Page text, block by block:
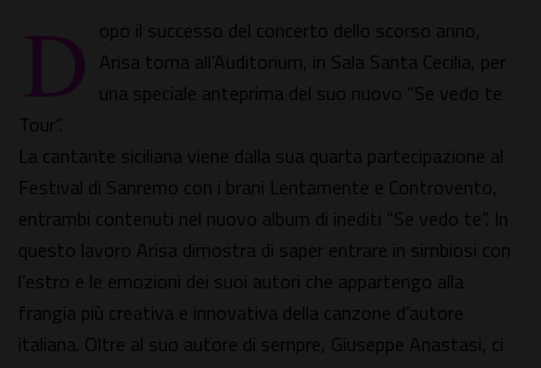
D opo il successo del concerto dello scorso anno,
Arisa torna all’Auditorium, in Sala Santa Cecilia, per
una speciale anteprima del suo nuovo “Se vedo te
Tour”.
La cantante siciliana viene dalla sua quarta partecipazione al
Festival di Sanremo con i brani Lentamente e Controvento,
entrambi contenuti nel nuovo album di inediti “Se vedo te”. In
questo lavoro Arisa dimostra di saper entrare in simbiosi con
l’estro e le emozioni dei suoi autori che appartengo alla
frangia più creativa e innovativa della canzone d’autore
italiana. Oltre al suo autore di sempre, Giuseppe Anastasi, ci